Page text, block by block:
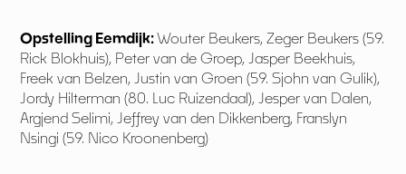
Opstelling Eemdijk:Wouter Beukers, Zeger Beukers (59.
Rick Blokhuis), Peter van de Groep, Jasper Beekhuis,
Freek van Belzen, Justin van Groen (59. Sjohn van Gulik),
Jordy Hilterman (80. Luc Ruizendaal), Jesper van Dalen,
Argjend Selimi, Jeffrey van den Dikkenberg, Franslyn
Nsingi (59. Nico Kroonenberg)